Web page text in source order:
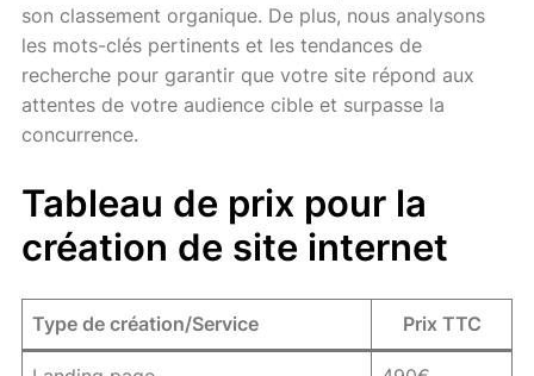
son classement organique. De plus, nous analysons
les mots-clés pertinents et les tendances de
recherche pour garantir que votre site répond aux
attentes de votre audience cible et surpasse la
concurrence.
Tableau de prix pour la
création de site internet
Type de création/Service Prix TTC